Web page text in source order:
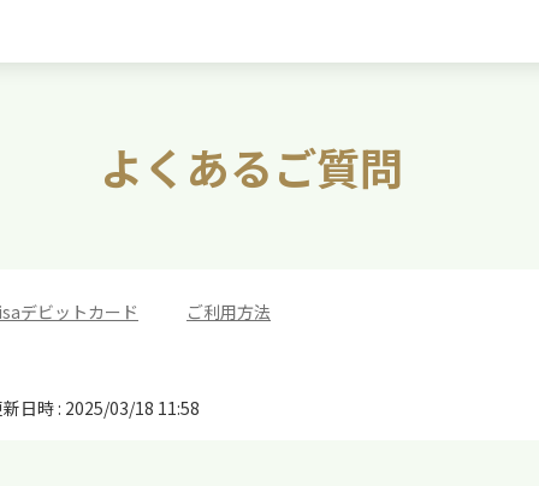
よくあるご質問
デビットカード ご利用方法
日時 : 2025/03/18 11:58